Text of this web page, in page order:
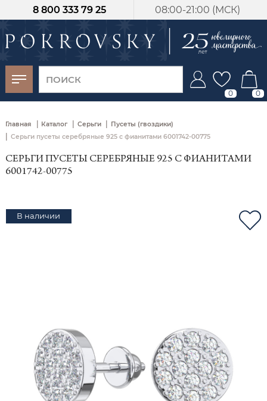
08:00-21:00 (МСК)
8 800 333 79 25
0 0
Главная | Каталог | Серьги | Пусеты (гвоздики)
| Серьги пусеты серебряные 925 с фианитами 6001742-00775
СЕРЬГИ ПУСЕТЫ СЕРЕБРЯНЫЕ 925 С ФИАНИТАМИ
6001742-00775
В наличии
-30%
от 15 дней с
момента оплаты